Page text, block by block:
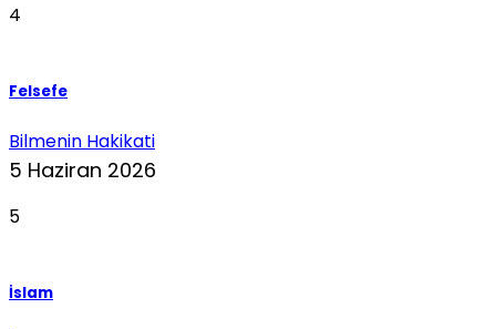
4
Felsefe
Bilmenin Hakikati
5 Haziran 2026
5
İslam